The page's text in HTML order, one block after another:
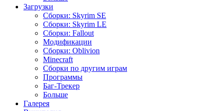
Загрузки
Сборки: Skyrim SE
Сборки: Skyrim LE
Сборки: Fallout
Модификации
Сборки: Oblivion
Minecraft
Сборки по другим играм
Программы
Баг-Трекер
Больше
Галерея